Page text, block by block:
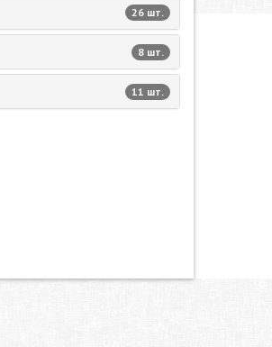
26 шт.
8 шт.
11 шт.